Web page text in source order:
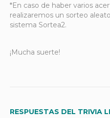
*En caso de haber varios
realizaremos un sorteo
sistema Sortea2.
¡Mucha suerte!
RESPUESTAS DEL TRIVIA